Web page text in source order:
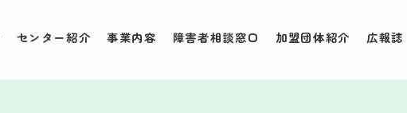
センター紹介 事業内容 障害者相談窓口 加盟団体紹介 広報誌